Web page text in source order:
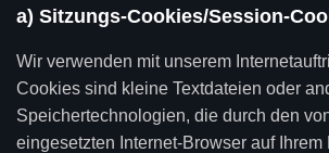
a) Sitzungs-Cookies/Session-
Wir verwenden mit unserem
Cookies sind kleine Textdateien oder
Speichertechnologien, die durch den
eingesetzten Internet-Browser auf